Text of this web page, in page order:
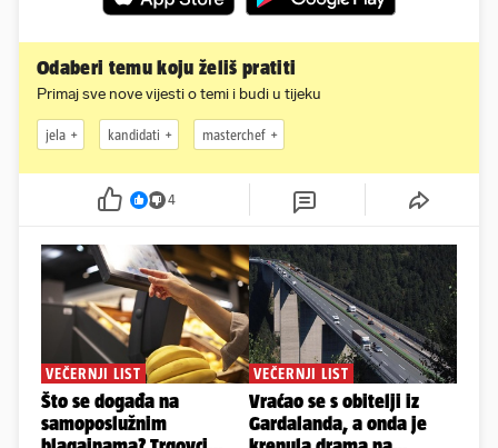
Odaberi temu koju želiš pratiti
Primaj sve nove vijesti o temi i budi u tijeku
jela kandidati masterchef
4